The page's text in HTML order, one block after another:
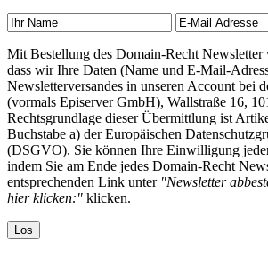
Mit Bestellung des Domain-Recht
dass wir Ihre Daten (Name und E-Mail-
Newsletterversandes in unseren Account bei
(vormals Episerver GmbH), Wallstraße 16,
Rechtsgrundlage dieser Übermittlung ist
Buchstabe a) der Europäischen
(DSGVO). Sie können Ihre Einwilligung
indem Sie am Ende jedes Domain-Recht
entsprechenden Link unter "Newsletter
hier klicken:" klicken.